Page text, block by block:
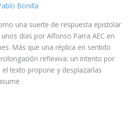
Bonilla
una suerte de respuesta epistolar
días por Alfonso Parra AEC en
Más que una réplica en sentido
reflexiva: un intento por
texto propone y desplazarlas